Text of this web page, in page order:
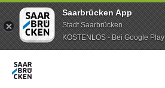
Saarbrücken App
Stadt Saarbrücken
KOSTENLOS - Bei Google Play